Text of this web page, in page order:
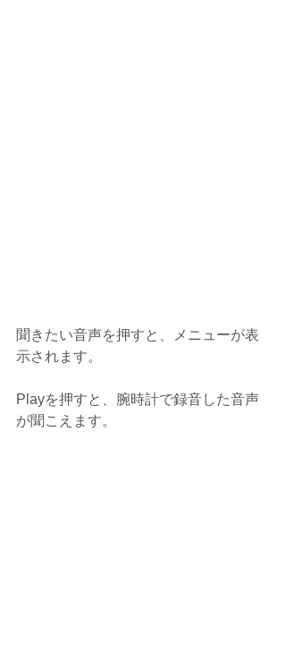
聞きたい音声を押すと、メニューが表
示されます。
Playを押すと、腕時計で録音した音声
が聞こえます。